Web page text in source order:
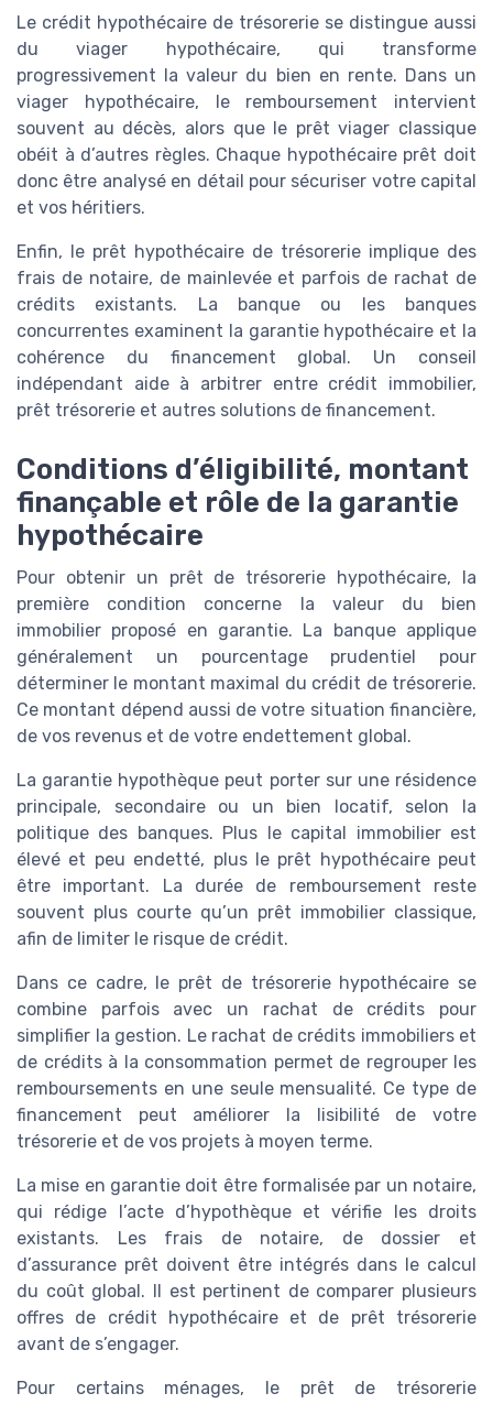
Le crédit hypothécaire de trésorerie se distingue aussi
du viager hypothécaire, qui transforme
progressivement la valeur du bien en rente. Dans un
viager hypothécaire, le remboursement intervient
souvent au décès, alors que le prêt viager classique
obéit à d’autres règles. Chaque hypothécaire prêt doit
donc être analysé en détail pour sécuriser votre capital
et vos héritiers.
Enfin, le prêt hypothécaire de trésorerie implique des
frais de notaire, de mainlevée et parfois de rachat de
crédits existants. La banque ou les banques
concurrentes examinent la garantie hypothécaire et la
cohérence du financement global. Un conseil
indépendant aide à arbitrer entre crédit immobilier,
prêt trésorerie et autres solutions de financement.
Conditions d’éligibilité, montant
finançable et rôle de la garantie
hypothécaire
Pour obtenir un prêt de trésorerie hypothécaire, la
première condition concerne la valeur du bien
immobilier proposé en garantie. La banque applique
généralement un pourcentage prudentiel pour
déterminer le montant maximal du crédit de trésorerie.
Ce montant dépend aussi de votre situation financière,
de vos revenus et de votre endettement global.
La garantie hypothèque peut porter sur une résidence
principale, secondaire ou un bien locatif, selon la
politique des banques. Plus le capital immobilier est
élevé et peu endetté, plus le prêt hypothécaire peut
être important. La durée de remboursement reste
souvent plus courte qu’un prêt immobilier classique,
afin de limiter le risque de crédit.
Dans ce cadre, le prêt de trésorerie hypothécaire se
combine parfois avec un rachat de crédits pour
simplifier la gestion. Le rachat de crédits immobiliers et
de crédits à la consommation permet de regrouper les
remboursements en une seule mensualité. Ce type de
financement peut améliorer la lisibilité de votre
trésorerie et de vos projets à moyen terme.
La mise en garantie doit être formalisée par un notaire,
qui rédige l’acte d’hypothèque et vérifie les droits
existants. Les frais de notaire, de dossier et
d’assurance prêt doivent être intégrés dans le calcul
du coût global. Il est pertinent de comparer plusieurs
offres de crédit hypothécaire et de prêt trésorerie
avant de s’engager.
Pour certains ménages, le prêt de trésorerie